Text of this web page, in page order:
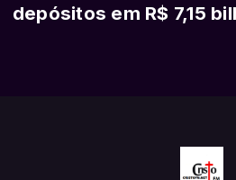
depósitos em R$ 7,15